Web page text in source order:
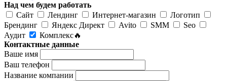
Над чем будем работать
Сайт
Лендинг Интернет-магазин
Логотип
Брендинг
Яндекс Директ Avito SMM
Seo
Аудит
Комплекс🔥
Контактные данные
Ваше имя
Ваш телефон
Название компании